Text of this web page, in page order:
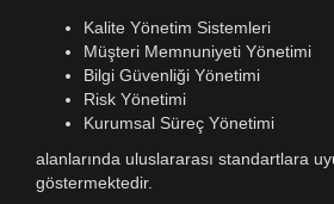
Kalite Yönetim Sistemleri
Müşteri Memnuniyeti Yönetimi
Bilgi Güvenliği Yönetimi
Risk Yönetimi
Kurumsal Süreç Yönetimi
alanlarında uluslararası standartlara
göstermektedir.